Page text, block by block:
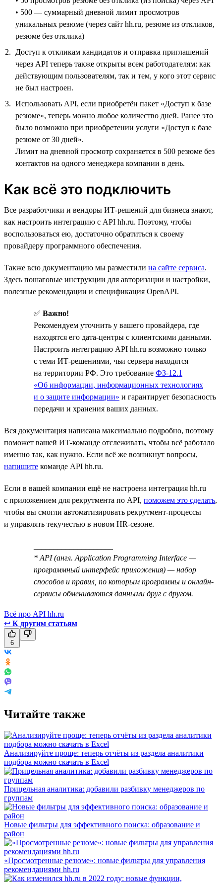
• 500 — суммарный дневной лимит просмотров
уникальных резюме (через сайт hh.ru, резюме из откликов,
резюме без отклика)
Доступ к откликам кандидатов и отправка приглашений
через API теперь также открыты всем работодателям: как
действующим пользователям, так и тем, у кого этот сервис
не был настроен.
Использовать API, если приобретён пакет «Доступ к базе
резюме», теперь можно любое количество дней. Ранее это
было возможно при приобретении услуги «Доступ к базе
резюме от 30 дней».
Лимит на дневной просмотр сохраняется в 500 резюме без
контактов на одного менеджера компании в день.
Как всё это подключить
Все разработчики и вендоры ИТ-решений для бизнеса знают,
как настроить интеграцию с API hh.ru. Поэтому, чтобы
воспользоваться ею, достаточно обратиться к своему
провайдеру программного обеспечения.
Также всю документацию мы разместили на сайте сервиса.
Здесь пошаговые инструкции для авторизации и настройки,
полезные рекомендации и спецификация OpenAPI.
✅ Важно!
Рекомендуем уточнить у вашего провайдера, где
находятся его дата-центры с клиентскими данными.
Настроить интеграцию API hh.ru возможно только
с теми ИТ-решениями, чьи сервера находятся
на территории РФ. Это требование ФЗ-12.1
«Об информации, информационных технологиях
и о защите информации» и гарантирует безопасность
передачи и хранения ваших данных.
Вся документация написана максимально подробно, поэтому
поможет вашей ИТ-команде отслеживать, чтобы всё работало
именно так, как нужно. Если всё же возникнут вопросы,
напишите команде API hh.ru.
Если в вашей компании ещё не настроена интеграция hh.ru
с приложением для рекрутмента по API, поможем это сделать,
чтобы вы смогли автоматизировать рекрутмент-процессы
и управлять текучестью в новом HR-сезоне.
* API (англ. Application Programming Interface —
программный интерфейс приложения) — набор
способов и правил, по которым программы и онлайн-
сервисы обмениваются данными друг с другом.
Всё про API hh.ru
↩ К другим статьям
6
Читайте также
Анализируйте проще: теперь отчёты из раздела аналитики
подбора можно скачать в Excel
Прицельная аналитика: добавили разбивку менеджеров по
группам
Новые фильтры для эффективного поиска: образование и
район
«Просмотренные резюме»: новые фильтры для управления
рекомендациями hh.ru